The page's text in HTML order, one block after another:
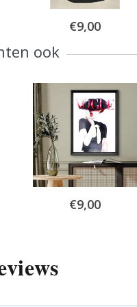
Special
Price
€9,00
ook
Special
Price
€9,00